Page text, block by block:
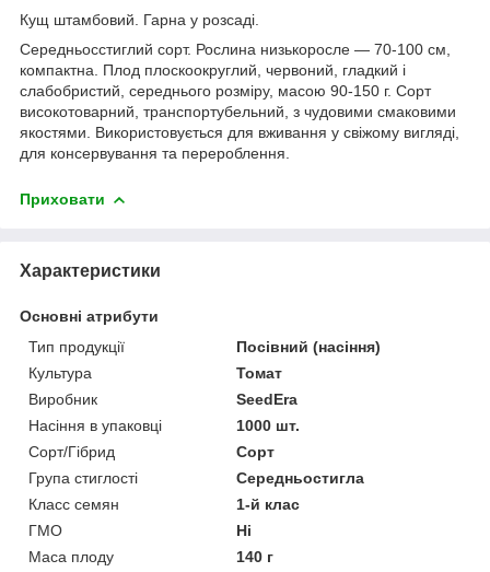
Кущ штамбовий. Гарна у розсаді.
Середньосстиглий сорт. Рослина низькоросле — 70-100 см,
компактна. Плод плоскоокруглий, червоний, гладкий і
слабобристий, середнього розміру, масою 90-150 г. Сорт
високотоварний, транспортубельний, з чудовими смаковими
якостями. Використовується для вживання у свіжому вигляді,
для консервування та перероблення.
Приховати
Характеристики
Основні атрибути
Тип продукції
Посівний (насіння)
Культура
Томат
Виробник
SeedEra
Насіння в упаковці
1000 шт.
Сорт/Гібрид
Сорт
Група стиглості
Середньостигла
Класс семян
1-й клас
ГМО
Ні
Маса плоду
140 г